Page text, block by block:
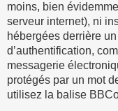
moins, bien
serveur internet), ni
hébergées derrière
d’authentification,
messagerie
protégés par un mot
utilisez la balise